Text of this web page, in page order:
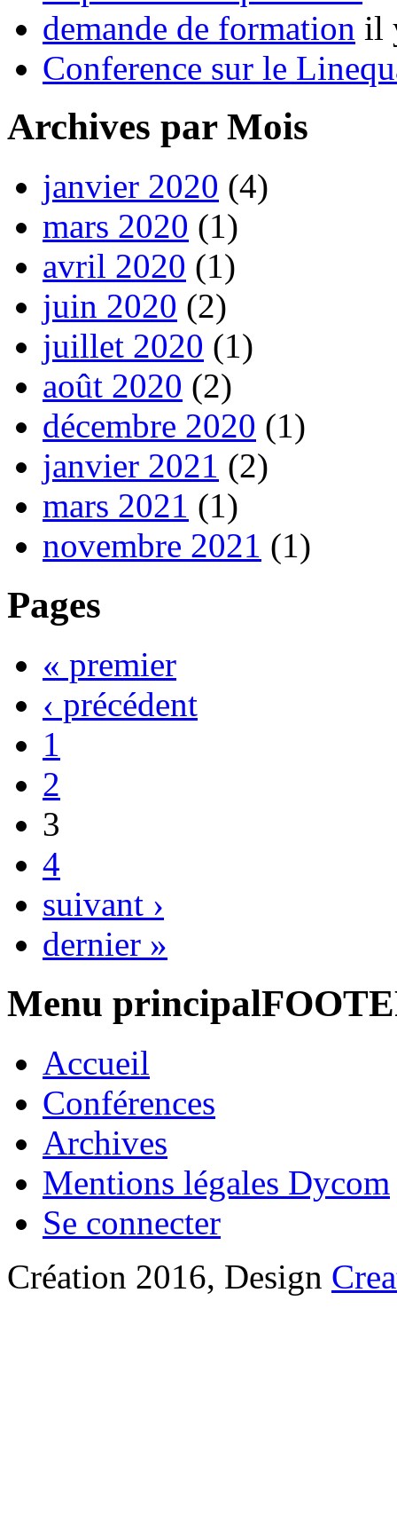
demande de formation il
Conference sur le
Archives par Mois
janvier 2020 (4)
mars 2020 (1)
avril 2020 (1)
juin 2020 (2)
juillet 2020 (1)
août 2020 (2)
décembre 2020 (1)
janvier 2021 (2)
mars 2021 (1)
novembre 2021 (1)
Pages
« premier
‹ précédent
1
2
3
4
suivant ›
dernier »
Menu
Accueil
Conférences
Archives
Mentions légales Dycom
Se connecter
Création 2016, Design